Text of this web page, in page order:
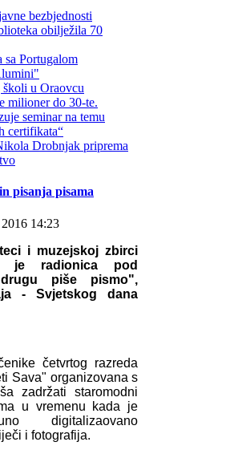
bezbjednosti
obilježila 70
sa Portugalom
u Oraovcu
milioner do 30-te.
seminar na temu
certifikata“
Drobnjak priprema
pisanja pisama
14:23
i muzejskoj zbirci
je radionica pod
piše pismo",
- Svjetskog dana
četvrtog razreda
Sava" organizovana s
zadržati staromodni
u vremenu kada je
digitalizaovano
i fotografija.